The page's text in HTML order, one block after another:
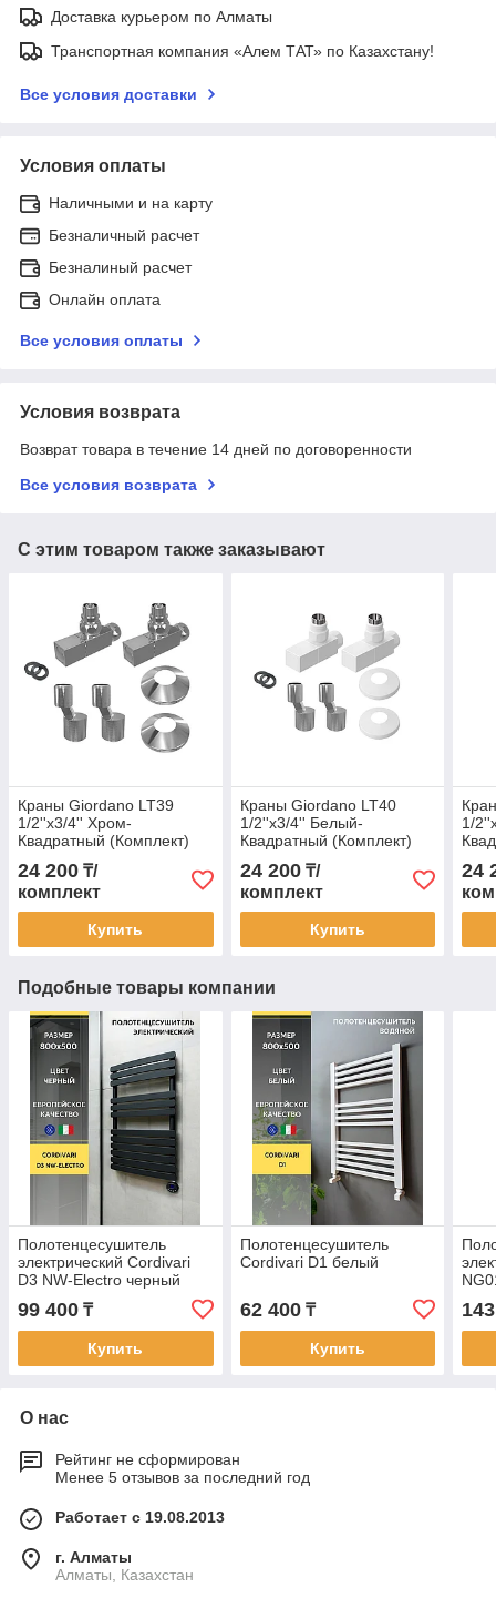
Доставка курьером по Алматы
Транспортная компания «Алем ТАТ» по Казахстану!
Все условия доставки
Условия оплаты
Наличными и на карту
Безналичный расчет
Безналиный расчет
Онлайн оплата
Все условия оплаты
Условия возврата
Возврат товара в течение 14 дней по договоренности
Все условия возврата
С этим товаром также заказывают
Краны Giordano LT39
1/2''x3/4'' Хром-
Квадратный (Комплект)
24 200 ₸/
комплект
Купить
Краны Giordano LT40
1/2''x3/4'' Белый-
Квадратный (Комплект)
24 200₸/
комплект
Купить
1/
24
Подобные товары компании
Полотенцесушитель
электрический Cordivari
D3 NW-Electro черный
99 400 ₸
Купить
Полотенцесушитель
Cordivari D1 белый
62 400₸
Купить
О нас
Рейтинг не сформирован
Менее 5 отзывов за последний год
Работает с 19.08.2013
г. Алматы
Алматы, Казахстан